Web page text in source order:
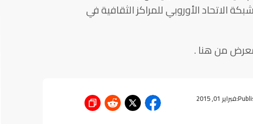
الاتحاد الأوروبي للمراكز الثقافية في
من هنا .
فبراير 01, 2015